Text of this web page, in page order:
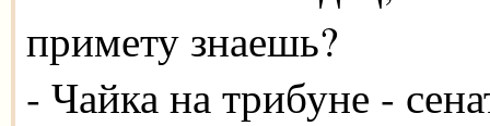
примету знаешь?
- Чайка на трибуне -